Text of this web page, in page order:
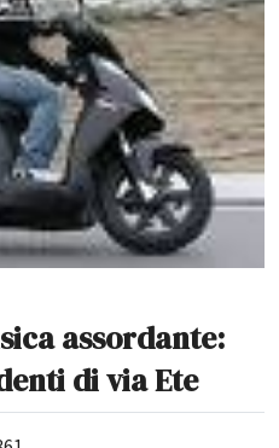
assordante:
di via Ete